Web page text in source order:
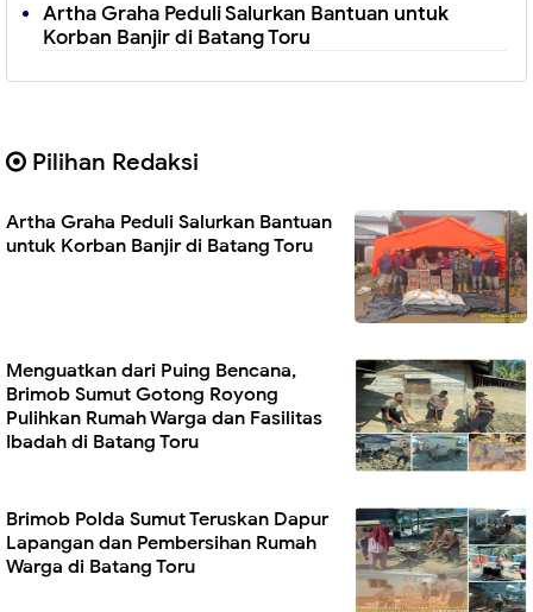
Artha Graha Peduli Salurkan Bantuan untuk
Korban Banjir di Batang Toru
Pilihan Redaksi
Artha Graha Peduli Salurkan Bantuan
untuk Korban Banjir di Batang Toru
Menguatkan dari Puing Bencana,
Brimob Sumut Gotong Royong
Pulihkan Rumah Warga dan Fasilitas
Ibadah di Batang Toru
Brimob Polda Sumut Teruskan Dapur
Lapangan dan Pembersihan Rumah
Warga di Batang Toru